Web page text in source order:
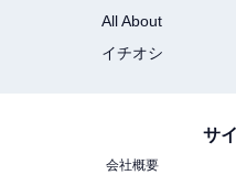
All About
イチオシ
サ
会社概要